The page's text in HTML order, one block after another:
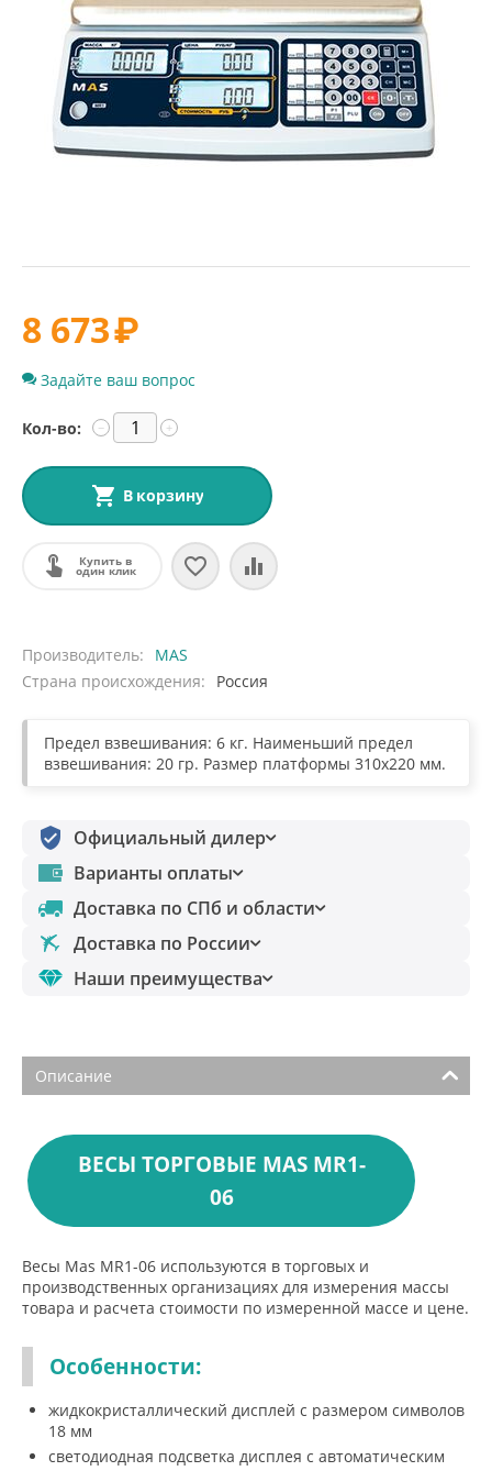
8 673₽
Задайте ваш вопрос
Кол-во: +
−
В корзину
Купить в
один клик
Производитель
MAS
Страна происхождения
Россия
Предел взвешивания: 6 кг. Наименьший предел
взвешивания: 20 гр. Размер платформы 310х220 мм.
Официальный дилер
Варианты оплаты
Доставка по СПб и области
Доставка по России
Наши преимущества
Описание
ВЕСЫ ТОРГОВЫЕ MAS MR1-
06
Весы Mas MR1-06 используются в торговых и
производственных организациях для измерения массы
товара и расчета стоимости по измеренной массе и цене.
Особенности:
жидкокристаллический дисплей с размером символов
18 мм
светодиодная подсветка дисплея с автоматическим